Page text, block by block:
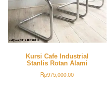
Kursi Cafe Industrial
Stanlis Rotan Alami
Rp975,000.00